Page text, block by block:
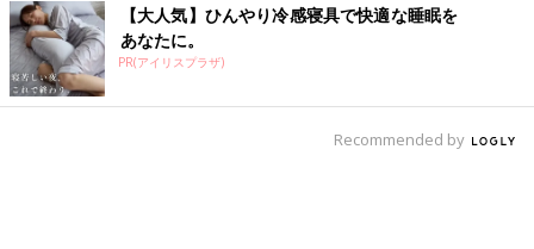
【大人気】ひんやり冷感寝具で快適な睡眠を
あなたに。
PR(アイリスプラザ)
Recommended by